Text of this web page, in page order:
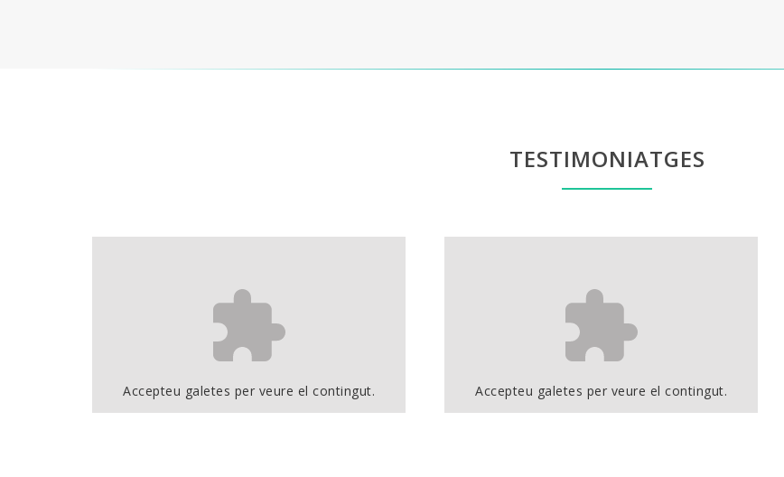
TESTIMONIATGES
Accepteu galetes per veure el contingut. Accepteu galetes per veure el contingut.